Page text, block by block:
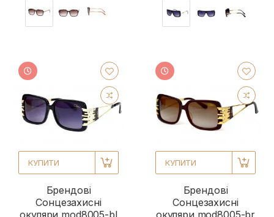
КУПИТИ
Брендові
Сонцезахисні
КУПИТИ
Брендові
Сонцезахисні